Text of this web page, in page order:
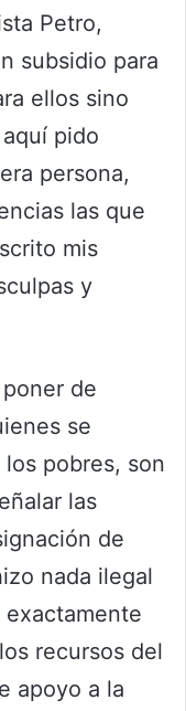
Petro,
subsidio para
ellos sino
pido
persona,
las que
mis
y
de
se
pobres, son
las
de
nada ilegal
exactamente
recursos del
apoyo a la